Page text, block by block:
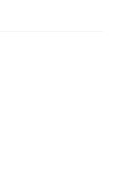
news
Viber
у LinkedIn